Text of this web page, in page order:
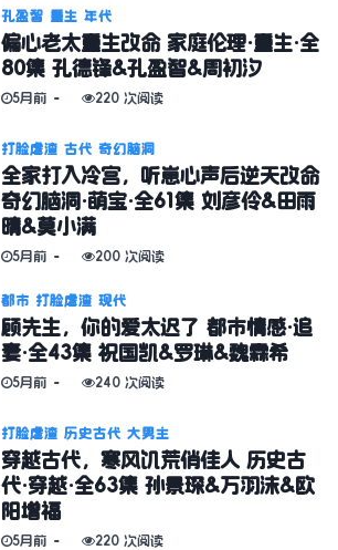
孔盈智 重生 年代
偏心老太重生改命 家庭伦理·重生·全
80集 孔德锋&孔盈智&周初汐
5月前 220 次阅读
打脸虐渣 古代 奇幻脑洞
全家打入冷宫，听崽心声后逆天改命
奇幻脑洞·萌宝·全61集 刘彦伶&田雨
晴&莫小满
5月前 200 次阅读
都市 打脸虐渣 现代
顾先生，你的爱太迟了 都市情感·追
妻·全43集 祝国凯&罗琳&魏霖希
5月前 240 次阅读
打脸虐渣 历史古代 大男主
穿越古代，寒风饥荒俏佳人 历史古
代·穿越·全63集 孙景琛&万羽沫&欧
阳增福
5月前 220 次阅读